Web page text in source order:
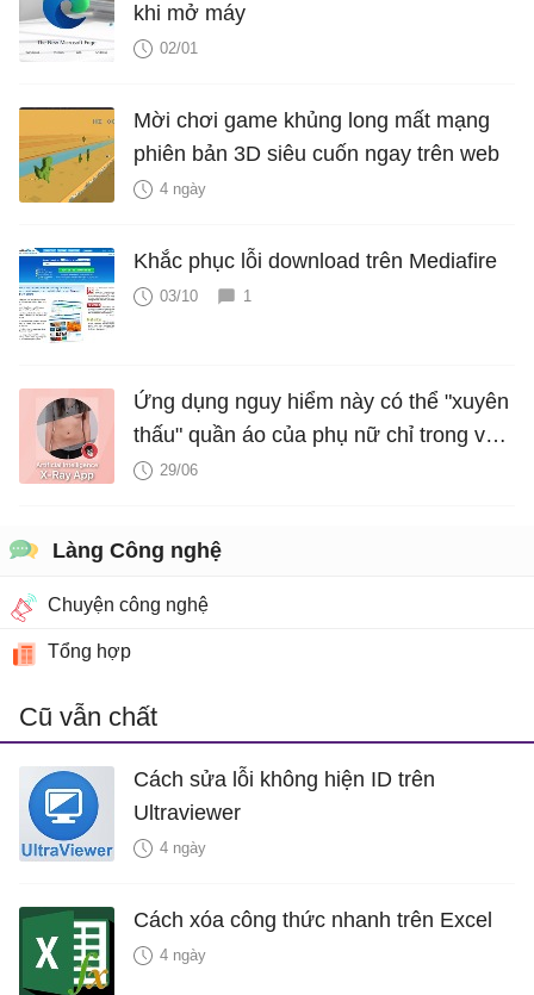
khi mở máy
02/01
Mời chơi game khủng long mất mạng
phiên bản 3D siêu cuốn ngay trên web
4 ngày
Khắc phục lỗi download trên Mediafire
03/10 1
Ứng dụng nguy hiểm này có thể "xuyên
thấu" quần áo của phụ nữ chỉ trong vài
giây nhờ công nghệ deepfake
29/06
Làng Công nghệ
Chuyện công nghệ
Tổng hợp
Cũ vẫn chất
Cách sửa lỗi không hiện ID trên
Ultraviewer
4 ngày
Cách xóa công thức nhanh trên Excel
4 ngày